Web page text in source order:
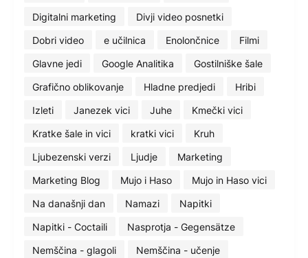
Digitalni marketing
Divji video posnetki
Dobri video
e učilnica Enolončnice
Filmi
Glavne jedi
Google Analitika
Gostilniške šale
Grafično oblikovanje
Hladne predjedi
Hribi
Izleti
Janezek vici Juhe
Kmečki vici
Kratke šale in vici
kratki vici
Kruh
Ljubezenski verzi
Ljudje
Marketing
Marketing Blog
Mujo i Haso
Mujo in Haso vici
Na današnji dan
Namazi
Napitki
Napitki - Coctaili
Nasprotja - Gegensätze
Nemščina - glagoli
Nemščina - učenje